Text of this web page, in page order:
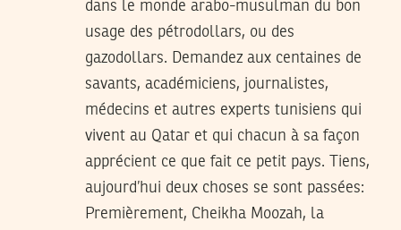
dans le monde arabo-musulman du bon
usage des pétrodollars, ou des
gazodollars. Demandez aux centaines de
savants, académiciens, journalistes,
médecins et autres experts tunisiens qui
vivent au Qatar et qui chacun à sa façon
apprécient ce que fait ce petit pays. Tiens,
aujourd’hui deux choses se sont passées:
Premièrement, Cheikha Moozah, la